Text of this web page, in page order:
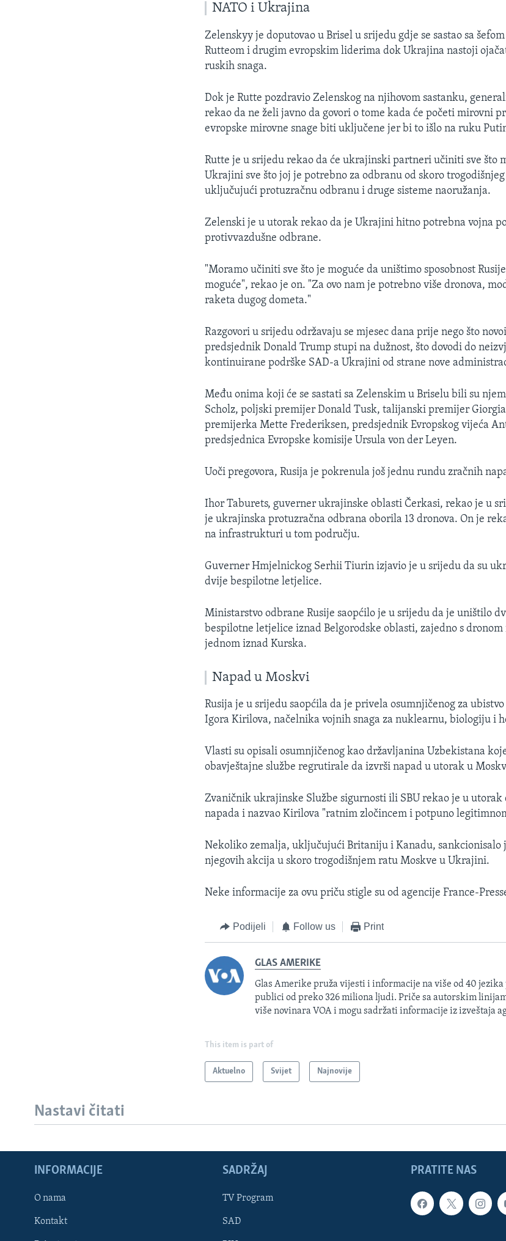
Learning English
NATO i Ukrajina
Zelenskyy je doputovao u Brisel u srijedu gdje se sastao sa
Rutteom i drugim evropskim liderima dok Ukrajina nastoji
ruskih snaga.
Dok je Rutte pozdravio Zelenskog na njihovom sastanku,
rekao da ne želi javno da govori o tome kada će početi mirovni
evropske mirovne snage biti uključene jer bi to išlo na ruku
Rutte je u srijedu rekao da će ukrajinski partneri učiniti sve što
Ukrajini sve što joj je potrebno za odbranu od skoro
uključujući protuzračnu odbranu i druge sisteme naoružanja.
Zelenski je u utorak rekao da je Ukrajini hitno potrebna vojna
protivvazdušne odbrane.
"Moramo učiniti sve što je moguće da uništimo sposobnost
moguće", rekao je on. "Za ovo nam je potrebno više dronova,
raketa dugog dometa."
Razgovori u srijedu održavaju se mjesec dana prije nego što
predsjednik Donald Trump stupi na dužnost, što dovodi do
kontinuirane podrške SAD-a Ukrajini od strane nove
Među onima koji će se sastati sa Zelenskim u Briselu bili su
Scholz, poljski premijer Donald Tusk, talijanski premijer
premijerka Mette Frederiksen, predsjednik Evropskog vijeća
predsjednica Evropske komisije Ursula von der Leyen.
Uoči pregovora, Rusija je pokrenula još jednu rundu zračnih
Ihor Taburets, guverner ukrajinske oblasti Čerkasi, rekao je u
je ukrajinska protuzračna odbrana oborila 13 dronova. On je
na infrastrukturi u tom području.
Guverner Hmjelnickog Serhii Tiurin izjavio je u srijedu da su
dvije bespilotne letjelice.
Ministarstvo odbrane Rusije saopćilo je u srijedu da je uništilo
bespilotne letjelice iznad Belgorodske oblasti, zajedno s
jednom iznad Kurska.
Napad u Moskvi
Rusija je u srijedu saopćila da je privela osumnjičenog za
Igora Kirilova, načelnika vojnih snaga za nuklearnu, biologiju i
Vlasti su opisali osumnjičenog kao državljanina Uzbekistana
obavještajne službe regrutirale da izvrši napad u utorak u
Zvaničnik ukrajinske Službe sigurnosti ili SBU rekao je u utorak
napada i nazvao Kirilova "ratnim zločincem i potpuno
Nekoliko zemalja, uključujući Britaniju i Kanadu, sankcionisalo
njegovih akcija u skoro trogodišnjem ratu Moskve u Ukrajini.
Neke informacije za ovu priču stigle su od agencije France-
Podijeli Follow us Print
GLAS AMERIKE
Glas Amerike pruža vijesti i informacije na više od 40
publici od preko 326 miliona ljudi. Priče sa autorskim
više novinara VOA i mogu sadržati informacije iz izveštaja
This item is part of
Aktuelno Svijet Najnovije
Nastavi čitati
PRATITE NAS
INFORMACIJE
O nama
Kontakt
SADRŽAJ
TV Program
SAD